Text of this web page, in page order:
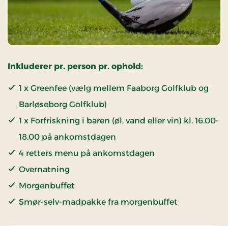
Inkluderer pr. person pr. ophold:
1 x Greenfee (vælg mellem Faaborg Golfklub og
Barløseborg Golfklub)
1 x Forfriskning i baren (øl, vand eller vin) kl. 16.00-
18.00 på ankomstdagen
4 retters menu på ankomstdagen
Overnatning
Morgenbuffet
Smør-selv-madpakke fra morgenbuffet